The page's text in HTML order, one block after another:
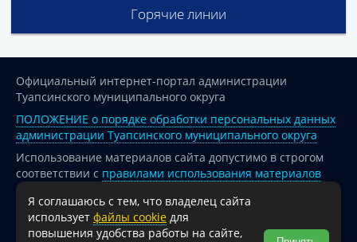
Горячие линии
Официальный интернет-портал администрации
Туапсинского муниципального округа
ПОЛОЖЕНИЕ о порядке обработки персональных данных
администрации Туапсинского муниципального округа
Использование материалов сайта допустимо в строгом
соответствии с правилами использования материалов
опубликованных на сайте
При перепечатке и использовании информации ссылка
на источник обязательна.
Я соглашаюсь с тем, что владелец сайта
использует файлы cookie для
повышения удобства работы на сайте,